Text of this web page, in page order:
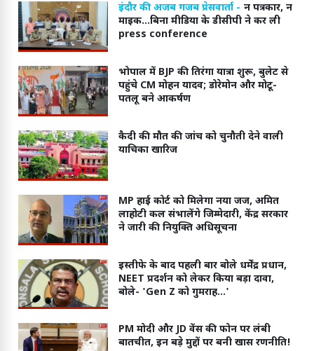
इंदौर की अजब गजब प्रेसवार्ता - न पत्रकार, न
माइक...बिना मीडिया के डीसीपी ने कर ली
press conference
भोपाल में BJP की तिरंगा यात्रा शुरू, बुलेट से
पहुंचे CM मोहन यादव; डोरेमोन और मोटू-
पतलू बने आकर्षण
कैदी की मौत की जांच को चुनौती देने वाली
याचिका खारिज
MP हाई कोर्ट को मिलेगा नया जज, अमित
लाहोटी कल संभालेंगे जिम्मेदारी, केंद्र सरकार
ने जारी की नियुक्ति अधिसूचना
इस्तीफे के बाद पहली बार बोले धर्मेंद्र प्रधान,
NEET प्रदर्शन को लेकर किया बड़ा दावा,
बोले- 'Gen Z को गुमराह...'
PM मोदी और JD वेंस की फोन पर लंबी
बातचीत, इन बड़े मुद्दों पर बनी खास रणनीति!